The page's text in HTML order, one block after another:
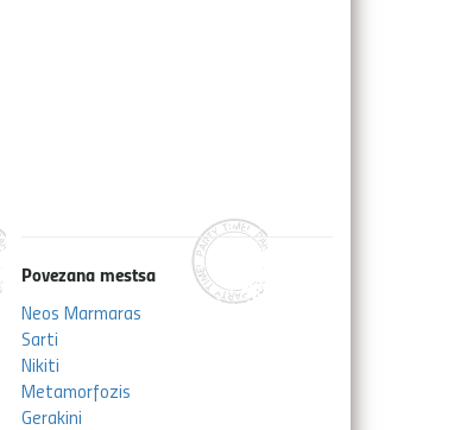
Povezana mestsa
Neos Marmaras
Sarti
Nikiti
Metamorfozis
Gerakini